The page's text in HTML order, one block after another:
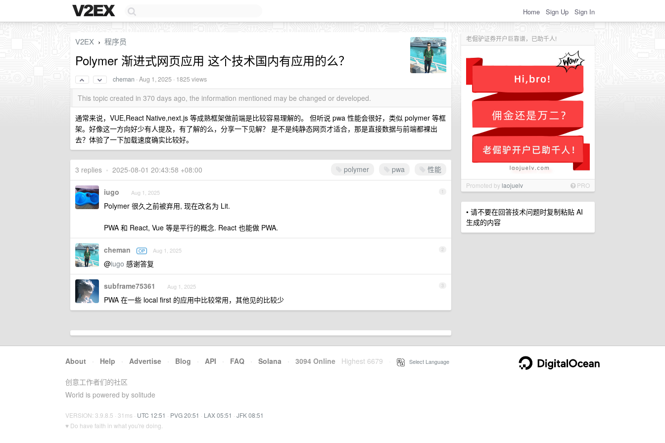
Home Sign Up Sign In
老倔驴证券开户巨靠谱，已助千人!
Promoted bylaojuelv PRO
• 请不要在回答技术问题时复制粘贴 AI
生成的内容
V2EX › 程序员
Polymer 渐进式网页应用 这个技术国内有应用的么？
cheman ·Aug 1, 2025 · 1825 views
This topic created in 370 days ago, the information mentioned may be changed or developed.
通常来说，VUE,React Native,next.js 等成熟框架做前端是比较容易理解的。 但听说 pwa 性能会很好，类似 polymer 等框
架。好像这一方向好少有人提及，有了解的么，分享一下见解？ 是不是纯静态网页才适合，那是直接数据与前端都裸出
去？体验了一下加载速度确实比较好。
polymer pwa 性能
3 replies • 2025-08-01 20:43:58 +08:00
1
iugo Aug 1, 2025
Polymer 很久之前被弃用, 现在改名为 Lit.
PWA 和 React, Vue 等是平行的概念. React 也能做 PWA.
2
cheman OP Aug 1, 2025
@iugo 感谢答复
3
subframe75361 Aug 1, 2025
PWA 在一些 local first 的应用中比较常用，其他见的比较少
About · Help · Advertise · Blog · API · FAQ · Solana · 3094 Online Highest 6679 Select Language
创意工作者们的社区
World is powered by solitude
VERSION: 3.9.8.5 · 31ms · UTC 12:51 · PVG 20:51 · LAX 05:51 · JFK 08:51
♥ Do have faith in what you're doing.